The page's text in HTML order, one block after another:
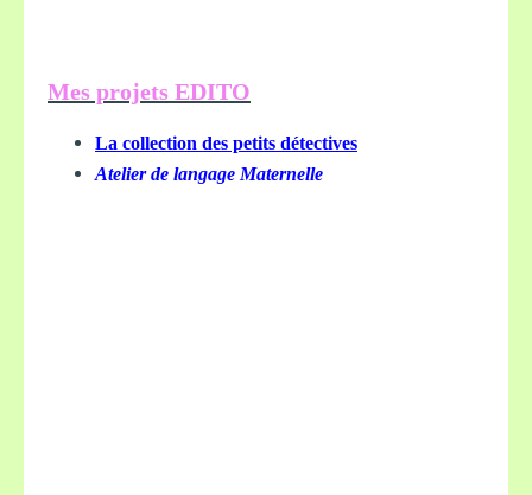
Mes projets EDITO
La collection des petits détectives
Atelier de langage Maternelle